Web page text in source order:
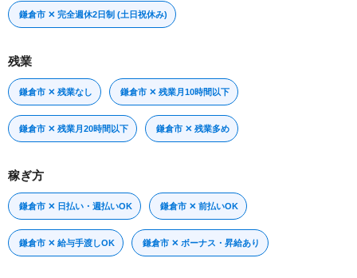
鎌倉市 ✕ 完全週休2日制 (土日祝休み)
残業
鎌倉市 ✕ 残業なし 鎌倉市 ✕ 残業月10時間以下
鎌倉市 ✕ 残業月20時間以下 鎌倉市 ✕ 残業多め
稼ぎ方
鎌倉市 ✕ 日払い・週払いOK 鎌倉市 ✕ 前払いOK
鎌倉市 ✕ 給与手渡しOK 鎌倉市 ✕ ボーナス・昇給あり